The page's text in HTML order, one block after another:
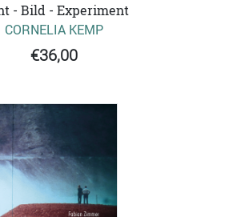
- Bild - Experiment
CORNELIA KEMP
€36,00